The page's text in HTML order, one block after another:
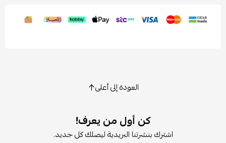
العودة إلى أعلى
كن أول من يعرف!
اشترك بنشرتنا البريدية ليصلك كل جديد.